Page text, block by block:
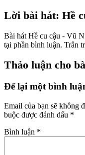
Lời bài hát: Hề
Bài hát Hề cu cậu - Vũ
tại phần bình luận. Trân
Thảo luận cho
Để lại một bình
Email của bạn sẽ không
buộc được đánh dấu *
Bình luận *